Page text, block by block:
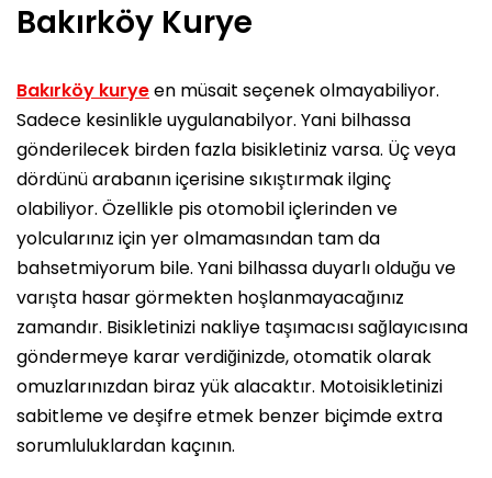
Bakırköy Kurye
Bakırköy kuryeen müsait seçenek olmayabiliyor.
Sadece kesinlikle uygulanabilyor. Yani bilhassa
gönderilecek birden fazla bisikletiniz varsa. Üç veya
dördünü arabanın içerisine sıkıştırmak ilginç
olabiliyor. Özellikle pis otomobil içlerinden ve
yolcularınız için yer olmamasından tam da
bahsetmiyorum bile. Yani bilhassa duyarlı olduğu ve
varışta hasar görmekten hoşlanmayacağınız
zamandır. Bisikletinizi nakliye taşımacısı sağlayıcısına
göndermeye karar verdiğinizde, otomatik olarak
omuzlarınızdan biraz yük alacaktır. Motoisikletinizi
sabitleme ve deşifre etmek benzer biçimde extra
sorumluluklardan kaçının.